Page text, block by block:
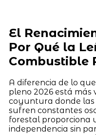
El
Por Qué la
Combustible
A diferencia de lo
pleno 2026 está más
coyuntura donde las
sufren constantes
forestal proporciona
independencia sin